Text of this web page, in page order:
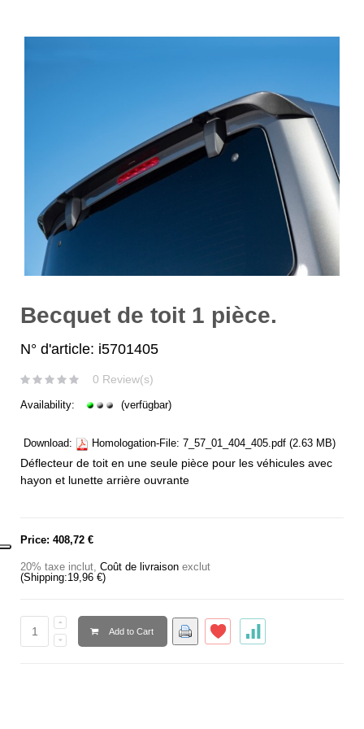
Becquet de toit 1 pièce.
N° d'article: i5701405
0 Review(s)
Availability: (verfügbar)
Download: Homologation-File: 7_57_01_404_405.pdf (2.63 MB)
Déflecteur de toit en une seule pièce pour les véhicules avec
hayon et lunette arrière ouvrante
Price: 408,72 €
20% taxe inclut, Coût de livraison exclut
(Shipping:19,96 €)
Add to Cart